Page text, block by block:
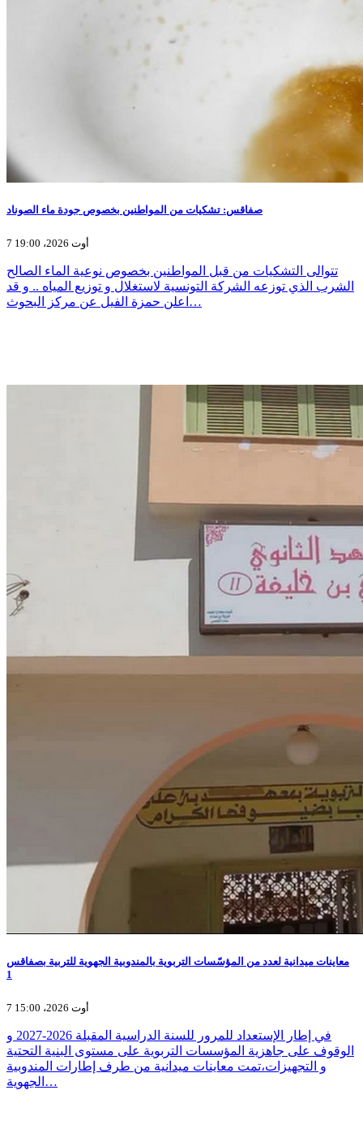
صفاقس: تشكيات من المواطنين بخصوص جودة ماء الصوناد
7 أوت 2026، 19:00
تتوالى التشكيات من قبل المواطنين بخصوص نوعية الماء الصالح
الشرب الذي توزعه الشركة التونسية لاستغلال و توزيع المياه .. و قد
اعلن حمزة الفيل عن مركز البحوث…
معاينات ميدانية لعدد من المؤسّسات التربوية بالمندوبية الجهوية للتربية بصفاقس
1
7 أوت 2026، 15:00
في إطار الإستعداد للمرور للسنة الدراسية المقبلة 2026-2027 و
الوقوف على جاهزية المؤسسات التربوية على مستوى البنية التحتية
و التجهيزات،تمت معاينات ميدانية من طرف إطارات المندوبية
الجهوية…